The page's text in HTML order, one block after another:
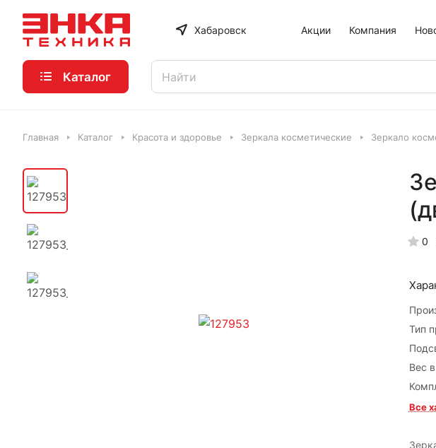
Хабаровск Акции Компания
Каталог
Главная Каталог Красота и здоровье Зеркала косметические Зеркало
0
Тип
Вес
Все